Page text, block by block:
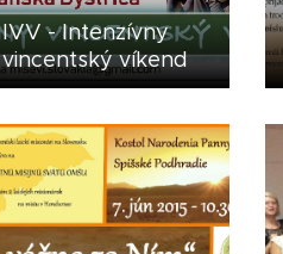
IVV - Intenzívny
vincentský víkend